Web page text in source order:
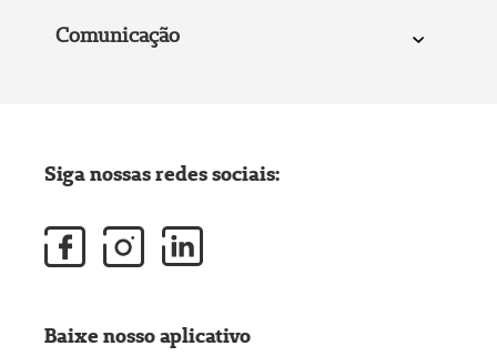
Comunicação
Siga nossas redes sociais:
Baixe nosso aplicativo